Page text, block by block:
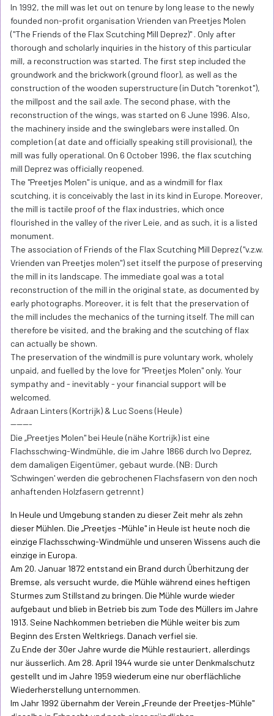
In 1992, the mill was let out on tenure by long lease to the newly
founded non-profit organisation Vrienden van Preetjes Molen
("The Friends of the Flax Scutching Mill Deprez)" . Only after
thorough and scholarly inquiries in the history of this particular
mill, a reconstruction was started. The first step included the
groundwork and the brickwork (ground floor), as well as the
construction of the wooden superstructure (in Dutch "torenkot"),
the millpost and the sail axle. The second phase, with the
reconstruction of the wings, was started on 6 June 1996. Also,
the machinery inside and the swinglebars were installed. On
completion (at date and officially speaking still provisional), the
mill was fully operational. On 6 October 1996, the flax scutching
mill Deprez was officially reopened.
The "Preetjes Molen" is unique, and as a windmill for flax
scutching, it is conceivably the last in its kind in Europe. Moreover,
the mill is tactile proof of the flax industries, which once
flourished in the valley of the river Leie, and as such, it is a listed
monument.
The association of Friends of the Flax Scutching Mill Deprez ("v.z.w.
Vrienden van Preetjes molen") set itself the purpose of preserving
the mill in its landscape. The immediate goal was a total
reconstruction of the mill in the original state, as documented by
early photographs. Moreover, it is felt that the preservation of
the mill includes the mechanics of the turning itself. The mill can
therefore be visited, and the braking and the scutching of flax
can actually be shown.
The preservation of the windmill is pure voluntary work, wholely
unpaid, and fuelled by the love for "Preetjes Molen" only. Your
sympathy and - inevitably - your financial support will be
welcomed.
Adraan Linters (Kortrijk) & Luc Soens (Heule)
-------
Die „Preetjes Molen" bei Heule (nähe Kortrijk) ist eine
Flachsschwing-Windmühle, die im Jahre 1866 durch Ivo Deprez,
dem damaligen Eigentümer, gebaut wurde. (NB: Durch
'Schwingen' werden die gebrochenen Flachsfasern von den noch
anhaftenden Holzfasern getrennt)
In Heule und Umgebung standen zu dieser Zeit mehr als zehn
dieser Mühlen. Die „Preetjes -Mühle" in Heule ist heute noch die
einzige Flachsschwing-Windmühle und unseren Wissens auch die
einzige in Europa.
Am 20. Januar 1872 entstand ein Brand durch Überhitzung der
Bremse, als versucht wurde, die Mühle während eines heftigen
Sturmes zum Stillstand zu bringen. Die Mühle wurde wieder
aufgebaut und blieb in Betrieb bis zum Tode des Müllers im Jahre
1913. Seine Nachkommen betrieben die Mühle weiter bis zum
Beginn des Ersten Weltkriegs. Danach verfiel sie.
Zu Ende der 30er Jahre wurde die Mühle restauriert, allerdings
nur äusserlich. Am 28. April 1944 wurde sie unter Denkmalschutz
gestellt und im Jahre 1959 wiederum eine nur oberflächliche
Wiederherstellung unternommen.
Im Jahr 1992 übernahm der Verein „Freunde der Preetjes-Mühle"